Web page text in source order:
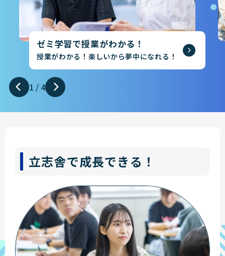
ゼミ学習で授業がわかる！
授業がわかる！楽しいから夢中になれる！
1 / 4
立志舎で成長できる！